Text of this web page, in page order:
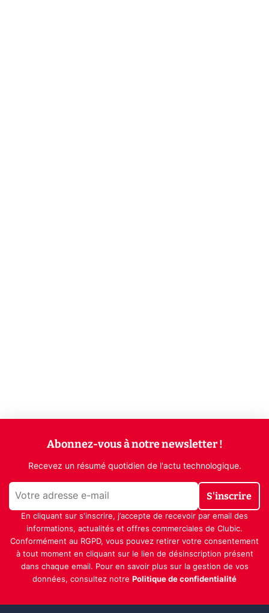
Abonnez-vous à notre newsletter !
Recevez un résumé quotidien de l'actu technologique.
S'inscrire
En cliquant sur s'inscrire, j’accepte de recevoir par email des
informations, actualités et offres commerciales de Clubic.
Conformément au RGPD, vous pouvez retirer votre consentement
à tout moment en cliquant sur le lien de désinscription présent
dans chaque email. Pour en savoir plus sur la gestion de vos
données, consultez notre Politique de confidentialité